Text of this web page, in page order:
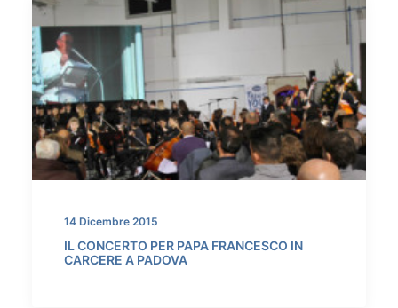
14 Dicembre 2015
IL CONCERTO PER PAPA FRANCESCO IN
CARCERE A PADOVA